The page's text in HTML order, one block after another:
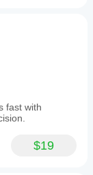
fast with
$19